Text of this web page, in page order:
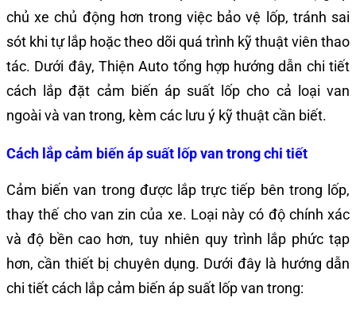
chủ xe chủ động hơn trong việc bảo vệ lốp, tránh sai
sót khi tự lắp hoặc theo dõi quá trình kỹ thuật viên thao
tác. Dưới đây, Thiện Auto tổng hợp hướng dẫn chi tiết
cách lắp đặt cảm biến áp suất lốp cho cả loại van
ngoài và van trong, kèm các lưu ý kỹ thuật cần biết.
Cách lắp cảm biến áp suất lốp van trong chi tiết
Cảm biến van trong được lắp trực tiếp bên trong lốp,
thay thế cho van zin của xe. Loại này có độ chính xác
và độ bền cao hơn, tuy nhiên quy trình lắp phức tạp
hơn, cần thiết bị chuyên dụng. Dưới đây là hướng dẫn
chi tiết cách lắp cảm biến áp suất lốp van trong: